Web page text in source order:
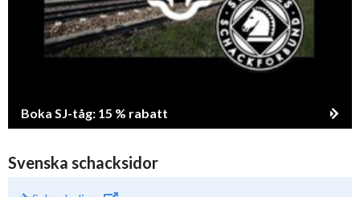
Boka SJ-tåg: 15 % rabatt
Svenska schacksidor